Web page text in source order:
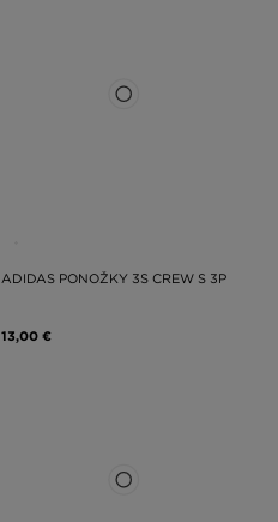
ADIDAS PONOŽKY 3S CREW S 3P
13,00 €